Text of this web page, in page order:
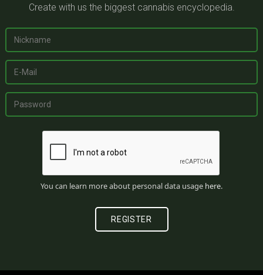
Create with us the biggest cannabis encyclopedia.
You can learn more about personal data usage here.